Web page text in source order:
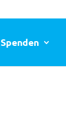
Spenden